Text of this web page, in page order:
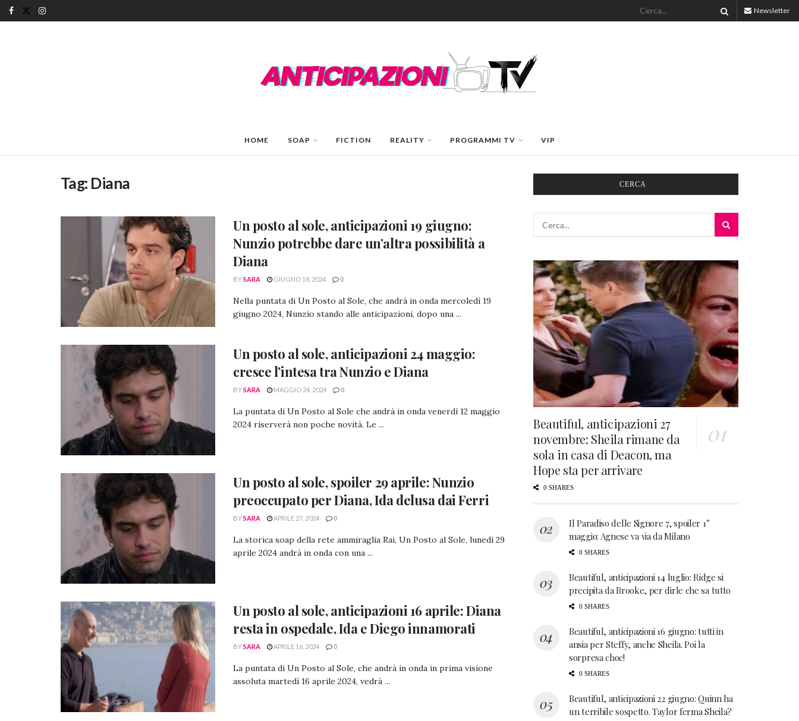
Newsletter
HOME SOAP FICTION REALITY PROGRAMMI TV VIP
Tag: Diana
Un posto al sole, anticipazioni 19 giugno:
Nunzio potrebbe dare un’altra possibilità a
Diana
BYSARA GIUGNO 18, 2024 0
Nella puntata di Un Posto al Sole, che andrà in onda mercoledì 19
giugno 2024, Nunzio stando alle anticipazioni, dopo una ...
Un posto al sole, anticipazioni 24 maggio:
cresce l’intesa tra Nunzio e Diana
BYSARA MAGGIO 24, 2024 0
La puntata di Un Posto al Sole che andrà in onda venerdì 12 maggio
2024 riserverà non poche novità. Le ...
Un posto al sole, spoiler 29 aprile: Nunzio
preoccupato per Diana, Ida delusa dai Ferri
BYSARA APRILE 27, 2024 0
La storica soap della rete ammiraglia Rai, Un Posto al Sole, lunedì 29
aprile 2024 andrà in onda con una ...
Un posto al sole, anticipazioni 16 aprile: Diana
resta in ospedale, Ida e Diego innamorati
BYSARA APRILE 16, 2024 0
La puntata di Un Posto al Sole, che andrà in onda in prima visione
assoluta martedì 16 aprile 2024, vedrà ...
CERCA
Beautiful, anticipazioni 27
novembre: Sheila rimane da
sola in casa di Deacon, ma
Hope sta per arrivare
0 SHARES
Il Paradiso delle Signore 7, spoiler 1°
maggio: Agnese va via da Milano
0 SHARES
Beautiful, anticipazioni 14 luglio: Ridge si
precipita da Brooke, per dirle che sa tutto
0 SHARES
Beautiful, anticipazioni 16 giugno: tutti in
ansia per Steffy, anche Sheila. Poi la
sorpresa choc!
0 SHARES
Beautiful, anticipazioni 22 giugno: Quinn ha
un terribile sospetto. Taylor ferma Sheila?